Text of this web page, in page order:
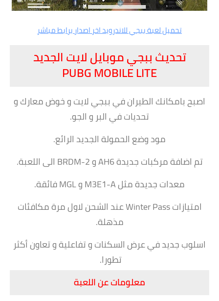
تحميل لعبة ببجي للاندرويد اخر اصدار برابط مباشر
تحديث ببجي موبايل لايت الجديد
PUBG MOBILE LITE
اصبح بامكانك الطيران في ببجي لايت و خوض معارك و
تحديات في البر و الجو.
مود وضع الحمولة الجديد الرائع.
تم اضافة مركبات جديدة AH6 و BRDM-2 الى اللعبة.
معدات جديدة مثل M3E1-A و MGL فائقة.
امتيازات Winter Pass عند الشحن لاول مرة مكافئات
مذهلة.
اسلوب جديد في عرض السكنات و تفاعلية و تعاون أكثر
تطورا.
معلومات عن اللعبة